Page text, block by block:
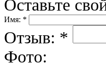
Оставьте
Имя: *
Отзыв: *
Фото: